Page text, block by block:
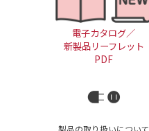
電子カタログ／
新製品リーフレット
PDF